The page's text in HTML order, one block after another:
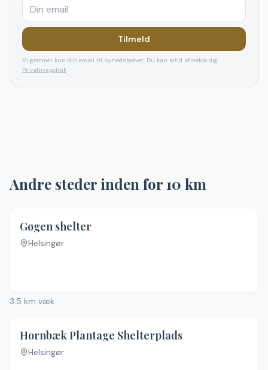
Tilmeld
Vi gemmer kun din email til nyhedsbrevet. Du kan altid afmelde dig.
Privatlivspolitik
Andre steder inden for10 km
Gøgen shelter
Helsingør
3.5 km væk
Hornbæk Plantage Shelterplads
Helsingør